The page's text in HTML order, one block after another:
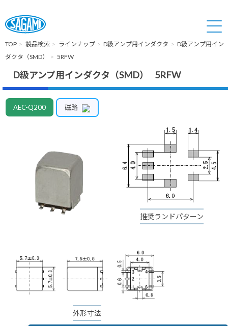
TOP 製品検索 ラインナップ D級アンプ用インダクタ
D級アンプ用イン
ダクタ（SMD）
5RFW
D級アンプ用インダクタ（SMD） 5RFW
AEC-Q200 磁路
推奨ランドパターン
外形寸法